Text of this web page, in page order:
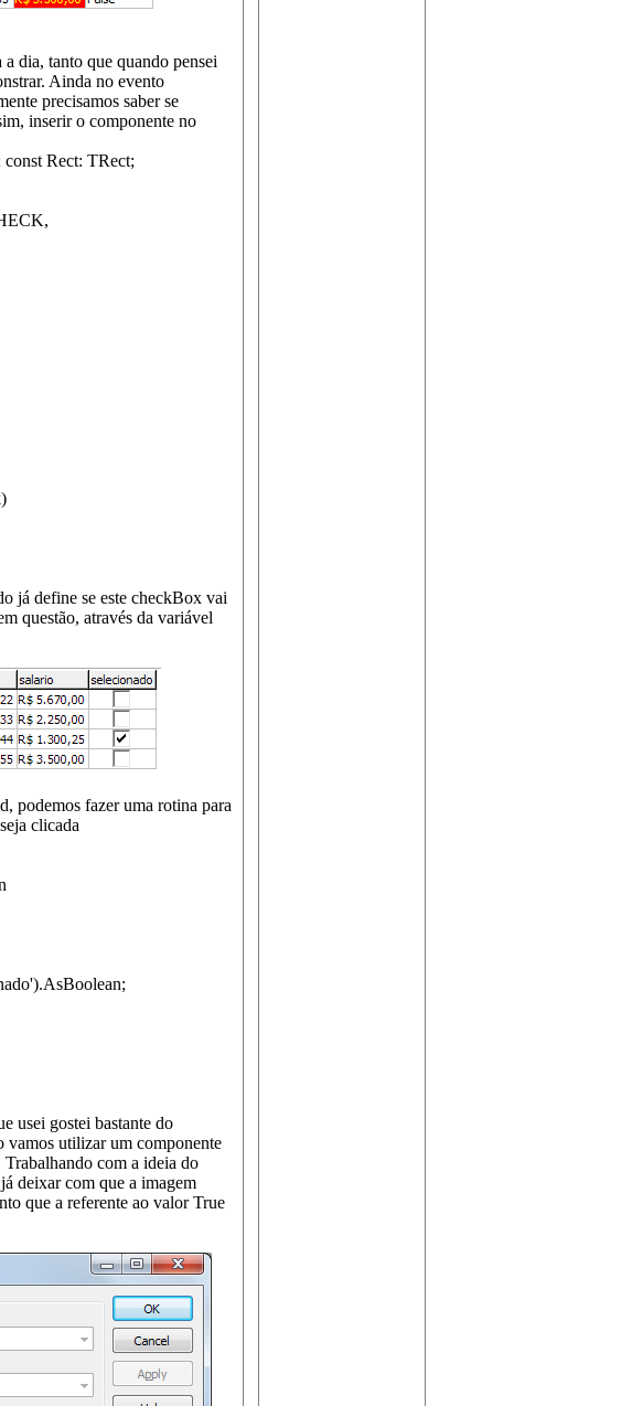
dia, tanto que quando pensei
Ainda no evento
precisamos saber se
inserir o componente no
Rect: TRect;
já define se este checkBox vai
questão, através da variável
podemos fazer uma rotina para
clicada
usei gostei bastante do
vamos utilizar um componente
com a ideia do
deixar com que a imagem
que a referente ao valor True